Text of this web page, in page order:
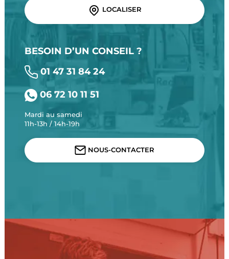
LOCALISER
BESOIN D’UN CONSEIL ?
01 47 31 84 24
06 72 10 11 51
Mardi au samedi
11h-13h / 14h-19h
NOUS-CONTACTER